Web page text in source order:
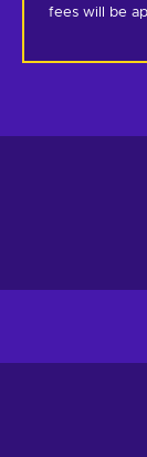
fees will be